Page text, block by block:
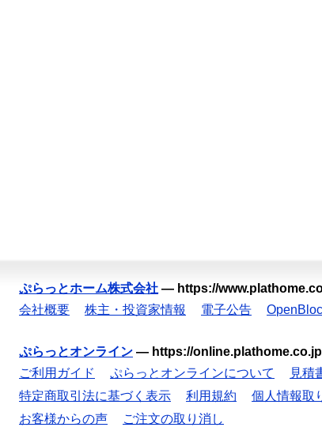
ぷらっとホーム株式会社 — https://
会社概要
株主・投資家情報 電子公告
ぷらっとオンライン — https://
ご利用ガイド
ぷらっとオンラインについて 見積
特定商取引法に基づく表示
利用規約 個人情報取
お客様からの声
ご注文の取り消し